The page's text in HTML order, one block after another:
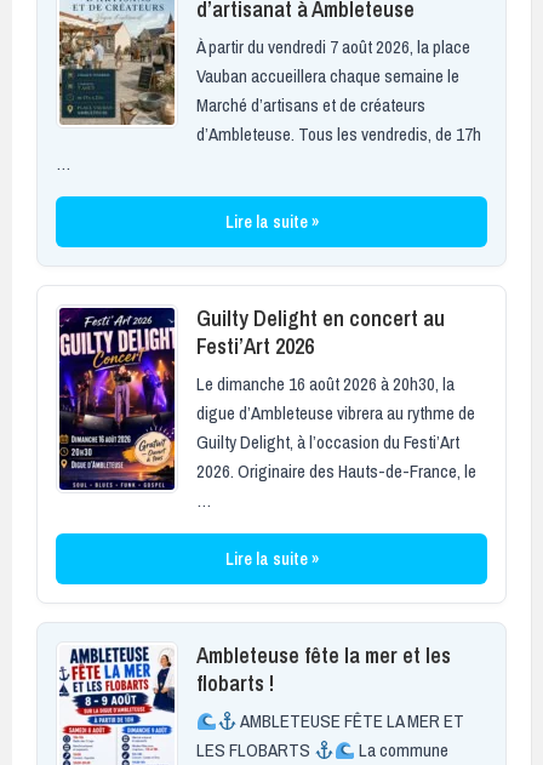
d’artisanat à Ambleteuse
À partir du vendredi 7 août 2026, la place
Vauban accueillera chaque semaine le
Marché d’artisans et de créateurs
d’Ambleteuse. Tous les vendredis, de 17h
…
Lire la suite »
Guilty Delight en concert au
Festi’Art 2026
Le dimanche 16 août 2026 à 20h30, la
digue d’Ambleteuse vibrera au rythme de
Guilty Delight, à l’occasion du Festi’Art
2026. Originaire des Hauts-de-France, le
…
Lire la suite »
Ambleteuse fête la mer et les
flobarts !
AMBLETEUSE FÊTE LA MER ET
LES FLOBARTS
La commune